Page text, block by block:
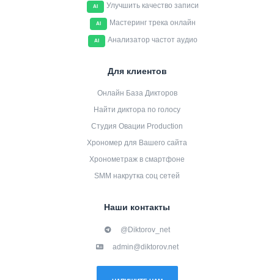
AI Улучшить качество записи
AI Мастеринг трека онлайн
AI Анализатор частот аудио
Для клиентов
Онлайн База Дикторов
Найти диктора по голосу
Студия Овации Production
Хрономер для Вашего сайта
Хронометраж в смартфоне
SMM накрутка соц сетей
Наши контакты
@Diktorov_net
admin@diktorov.net